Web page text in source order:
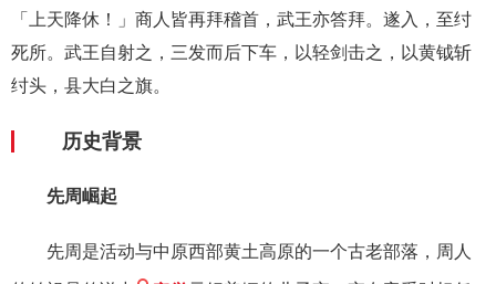
「上天降休！」商人皆再拜稽首，武王亦答拜。遂入，至纣
死所。武王自射之，三发而后下车，以轻剑击之，以黄钺斩
纣头，县大白之旗。
历史背景
先周崛起
先周是活动与中原西部黄土高原的一个古老部落，周人